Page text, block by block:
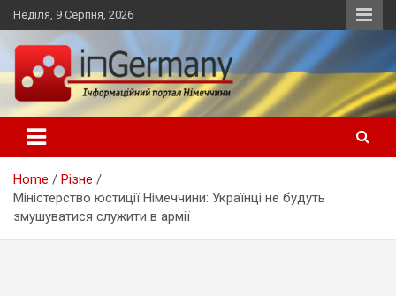
Skip
to
content
Неділя, 9 Серпня, 2026
inGermany.net інформаційний
портал в Німеччині
Український інформаційний портал в Німеччині, новини
Німеччини, українці в Німеччині
Home
Різне
Міністерство юстиції Німеччини: Українці не будуть
змушуватися служити в армії